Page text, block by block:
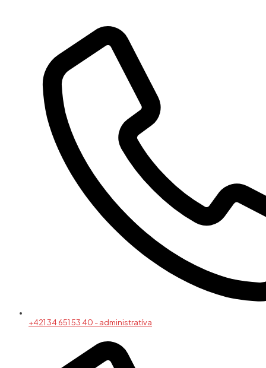
+421 34 651 53 40 - administratíva